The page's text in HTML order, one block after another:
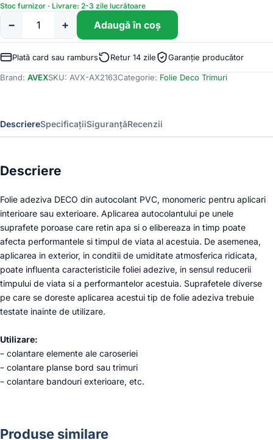
Stoc furnizor · Livrare: 2-3 zile lucrătoare
Cantitate
Folie
Auto
Trimuri,
x
45cm
− + Adaugă în coș
Plată card sau ramburs Retur 14 zile Garanție producător
Brand: AVEXSKU: AVX-AX2163Categorie: Folie Deco Trimuri
DescriereSpecificațiiSiguranțăRecenzii
Descriere
Folie adeziva DECO din autocolant PVC, monomeric pentru aplicari
interioare sau exterioare. Aplicarea autocolantului pe unele
suprafete poroase care retin apa si o elibereaza in timp poate
afecta performantele si timpul de viata al acestuia. De asemenea,
aplicarea in exterior, in conditii de umiditate atmosferica ridicata,
poate influenta caracteristicile foliei adezive, in sensul reducerii
timpului de viata si a performantelor acestuia. Suprafetele diverse
pe care se doreste aplicarea acestui tip de folie adeziva trebuie
testate inainte de utilizare.
Utilizare:
– colantare elemente ale caroseriei
– colantare planse bord sau trimuri
– colantare bandouri exterioare, etc.
Produse similare